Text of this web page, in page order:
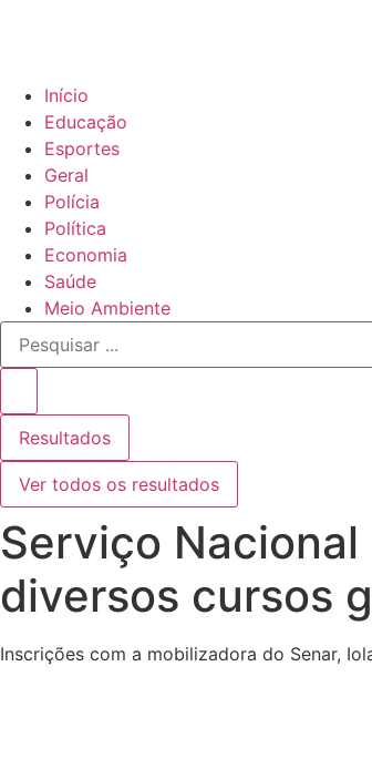
Início
Educação
Esportes
Geral
Polícia
Política
Economia
Saúde
Meio Ambiente
Pesquisar
Resultados
Ver todos os resultados
Serviço
diversos cursos
Inscrições com a mobilizadora do Senar,